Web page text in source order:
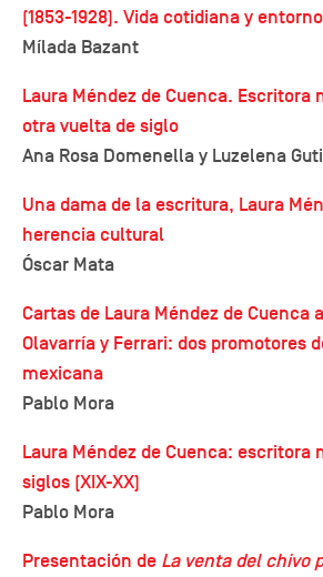
(1853-1928). Vida cotidiana y
Mílada Bazant
Laura Méndez de Cuenca. Escritora
otra vuelta de siglo
Ana Rosa Domenella y Luzelena
Una dama de la escritura, Laura
herencia cultural
Óscar Mata
Cartas de Laura Méndez de Cuenca
Olavarría y Ferrari: dos promotores
mexicana
Pablo Mora
Laura Méndez de Cuenca: escritora
siglos (XIX-XX)
Pablo Mora
Presentación de La venta del chivo